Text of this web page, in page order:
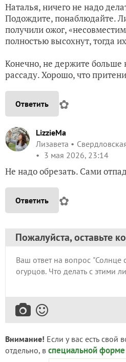
Наталья, ничего не надо
Подождите, понаблюдайте.
получили ожог,
полностью высохнут, тогда
Конечно, не держите больше
рассаду. Хорошо, что
Ответить ✿
LizzieMa
Лизавета
3 мая 2026, 23:14
Не надо обрезать. Сами
Ответить ✿
Пожалуйста, оставьте
Внимание! Если у вас есть свой
отдельно, в специальной форме